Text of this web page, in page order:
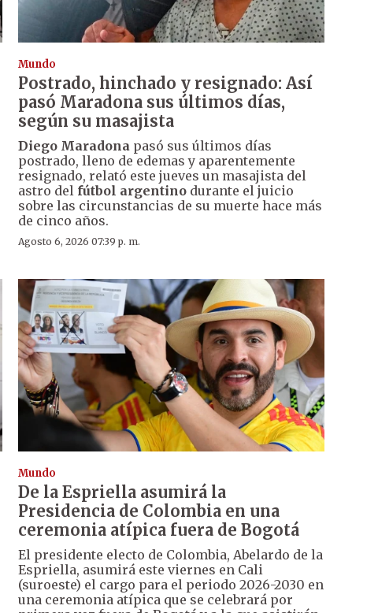
Mundo
Postrado, hinchado y resignado: Así
pasó Maradona sus últimos días,
según su masajista
Diego Maradonapasó sus últimos días
postrado, lleno de edemas y aparentemente
resignado, relató este jueves un masajista del
astro del fútbol argentinodurante el juicio
sobre las circunstancias de su muerte hace más
de cinco años.
Agosto 6, 2026 07:39 p. m.
Mundo
De la Espriella asumirá la
Presidencia de Colombia en una
ceremonia atípica fuera de Bogotá
El presidente electo de Colombia, Abelardo de la
Espriella, asumirá este viernes en Cali
(suroeste) el cargo para el periodo 2026-2030 en
una ceremonia atípica que se celebrará por